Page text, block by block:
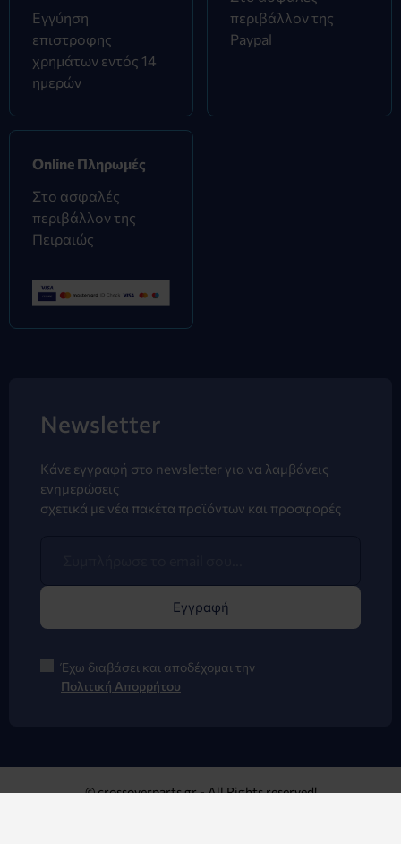
Εγγύηση
επιστροφης
χρημάτων εντός 14
ημερών
περιβάλλον της
Paypal
Online Πληρωμές
Στο ασφαλές
περιβάλλον της
Πειραιώς
Newsletter
Κάνε εγγραφή στο newsletter για να λαμβάνεις
ενημερώσεις
σχετικά με νέα πακέτα προϊόντων και προσφορές
Εγγραφή
Έχω διαβάσει και αποδέχομαι την
Πολιτική Απορρήτου
© crossoverparts.gr - All Rights reserved!